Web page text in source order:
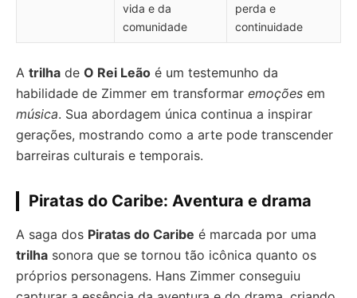
vida e da
comunidade
perda e
continuidade
A trilha de O Rei Leão é um testemunho da
habilidade de Zimmer em transformar emoções em
música. Sua abordagem única continua a inspirar
gerações, mostrando como a arte pode transcender
barreiras culturais e temporais.
Piratas do Caribe: Aventura e drama
A saga dos Piratas do Caribe é marcada por uma
trilha sonora que se tornou tão icônica quanto os
próprios personagens. Hans Zimmer conseguiu